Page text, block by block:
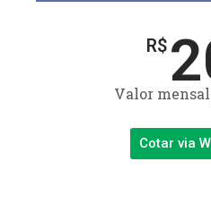
R$
Valor
Cotar via